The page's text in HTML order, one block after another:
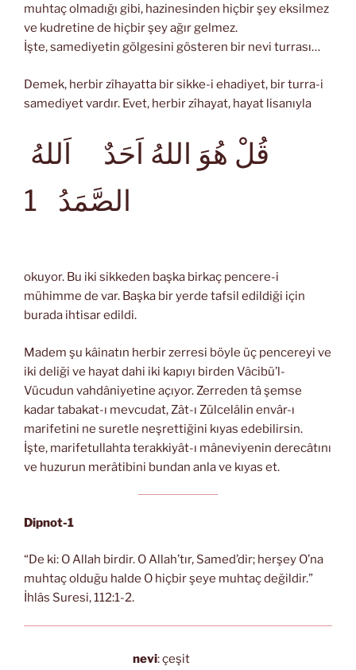
muhtaç olmadığı gibi, hazinesinden hiçbir şey eksilmez
ve kudretine de hiçbir şey ağır gelmez.
İşte, samediyetin gölgesini gösteren bir nevi turrası…
Demek, herbir zîhayatta bir sikke-i ehadiyet, bir turra-i
samediyet vardır. Evet, herbir zîhayat, hayat lisanıyla
الصَّمَدُ
okuyor. Bu iki sikkeden başka birkaç pencere-i
mühimme de var. Başka bir yerde tafsil edildiği için
burada ihtisar edildi.
Madem şu kâinatın herbir zerresi böyle üç pencereyi ve
iki deliği ve hayat dahi iki kapıyı birden Vâcibü’l-
Vücudun vahdâniyetine açıyor. Zerreden tâ şemse
kadar tabakat-ı mevcudat, Zât-ı Zülcelâlin envâr-ı
marifetini ne suretle neşrettiğini kıyas edebilirsin.
İşte, marifetullahta terakkiyât-ı mâneviyenin derecâtını
ve huzurun merâtibini bundan anla ve kıyas et.
Dipnot-1
“De ki: O Allah birdir. O Allah’tır, Samed’dir; herşey O’na
muhtaç olduğu halde O hiçbir şeye muhtaç değildir.”
İhlâs Suresi, 112:1-2.
nevi: çeşit